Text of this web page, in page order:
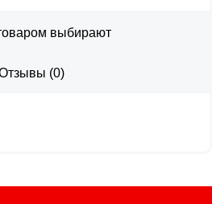
выбирают
(0)